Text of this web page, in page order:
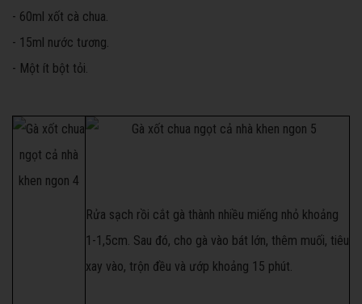
- 60ml xốt cà chua.
- 15ml nước tương.
- Một ít bột tỏi.
Rửa sạch rồi cắt gà thành nhiều miếng nhỏ khoảng
1-1,5cm. Sau đó, cho gà vào bát lớn, thêm muối, tiêu
xay vào, trộn đều và ướp khoảng 15 phút.